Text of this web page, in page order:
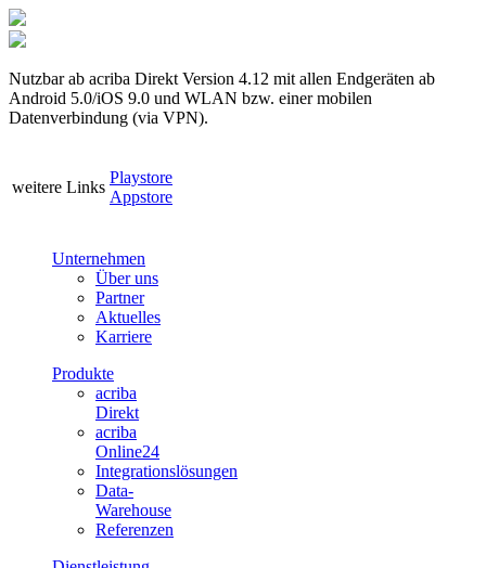
Nutzbar ab acriba Direkt Version 4.12 mit allen Endgeräten ab
Android 5.0/iOS 9.0 und WLAN bzw. einer mobilen
Datenverbindung (via VPN).
weitere Links
Playstore
Appstore
Unternehmen
Über uns
Partner
Aktuelles
Karriere
Produkte
acriba
Direkt
acriba
Online24
Integrationslösungen
Data-
Warehouse
Referenzen